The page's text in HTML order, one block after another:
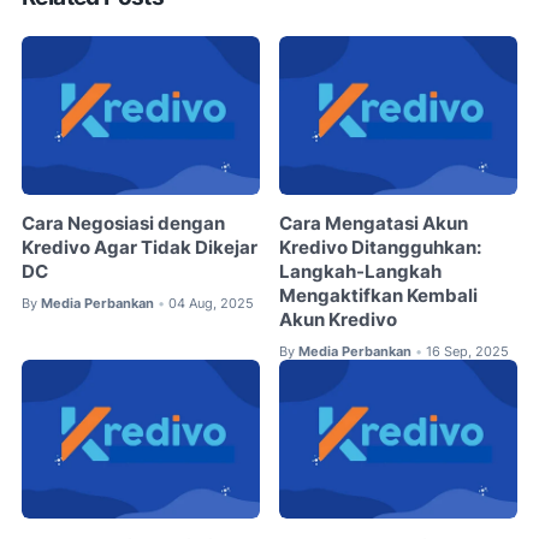
Cara Negosiasi dengan
Kredivo Agar Tidak Dikejar
DC
By Media Perbankan • 04 Aug, 2025
Cara Mengatasi Akun
Kredivo Ditangguhkan:
Langkah-Langkah
Mengaktifkan Kembali
Akun Kredivo
By Media Perbankan • 16 Sep, 2025